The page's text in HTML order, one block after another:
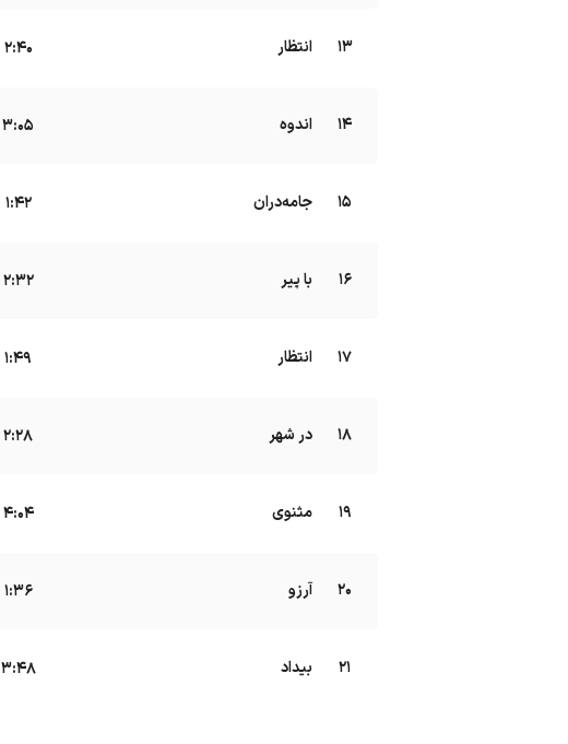
13 انتظار 2:40
14 اندوه 3:05
15 جامه‌دران 1:42
16 با پیر 2:32
17 انتظار 1:49
18 در شهر 2:28
19 مثنوی 4:04
20 آرزو 1:36
21 بیداد 3:48